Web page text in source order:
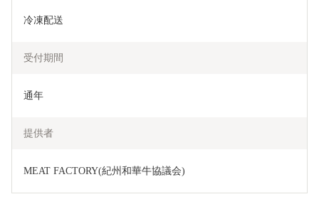
冷凍配送
受付期間
通年
提供者
MEAT FACTORY(紀州和華牛協議会)